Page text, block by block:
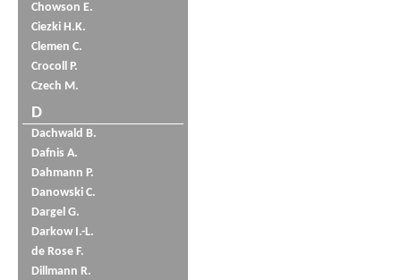
Chowson E.
Ciezki H.K.
Clemen C.
Crocoll P.
Czech M.
D
Dachwald B.
Dafnis A.
Dahmann P.
Danowski C.
Dargel G.
Darkow I.-L.
de Rose F.
Dillmann R.